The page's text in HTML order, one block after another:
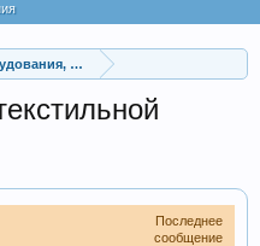
оборудование для произв
Последнее
сообщение